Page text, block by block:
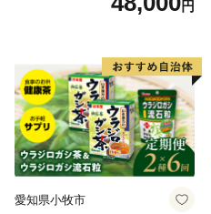
円
愛知県小牧市